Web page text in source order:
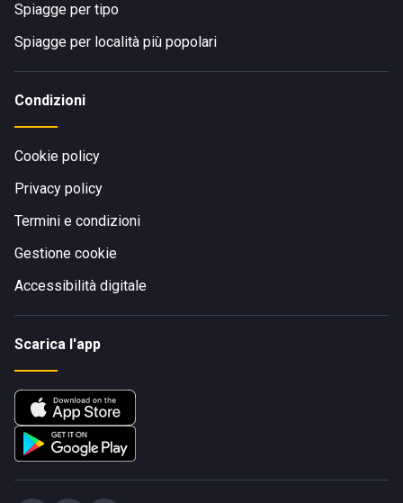
Spiagge per tipo
Spiagge per località più popolari
Condizioni
Cookie policy
Privacy policy
Termini e condizioni
Gestione cookie
Accessibilità digitale
Scarica l'app